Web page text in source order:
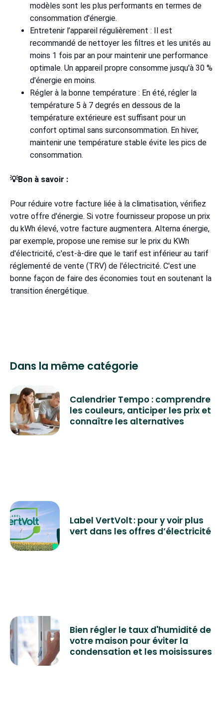
modèles sont les plus performants en termes de
consommation d'énergie.
Entretenir l’appareil régulièrement : Il est
recommandé de nettoyer les filtres et les unités au
moins 1 fois par an pour maintenir une performance
optimale. Un appareil propre consomme jusqu'à 30 %
d'énergie en moins.
Régler à la bonne température : En été, régler la
température 5 à 7 degrés en dessous de la
température extérieure est suffisant pour un
confort optimal sans surconsommation. En hiver,
maintenir une température stable évite les pics de
consommation.
💡Bon à savoir :
Pour réduire votre facture liée à la climatisation, vérifiez
votre offre d'énergie. Si votre fournisseur propose un prix
du kWh élevé, votre facture augmentera. Alterna énergie,
par exemple, propose une remise sur le prix du KWh
d'électricité, c'est-à-dire que le tarif est inférieur au tarif
réglementé de vente (TRV) de l'électricité. C'est une
bonne façon de faire des économies tout en soutenant la
transition énergétique.
Dans la même catégorie
Calendrier Tempo : comprendre
les couleurs, anticiper les prix et
connaître les alternatives
Label VertVolt : pour y voir plus
vert dans les offres d’électricité
Bien régler le taux d'humidité de
votre maison pour éviter la
condensation et les moisissures